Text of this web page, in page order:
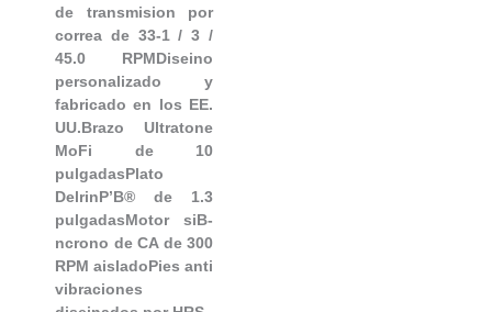
de transmision por
correa de 33-1 / 3 /
45.0 RPMDiseino
personalizado y
fabricado en los EE.
UU.Brazo Ultratone
MoFi de 10
pulgadasPlato
DelrinР’В® de 1.3
pulgadasMotor siВ­
ncrono de CA de 300
RPM aisladoPies anti
vibraciones